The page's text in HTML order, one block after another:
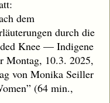
dem
durch die
Knee — Indigene
Montag, 10.3. 2025,
von Monika Seiller
(64 min.,